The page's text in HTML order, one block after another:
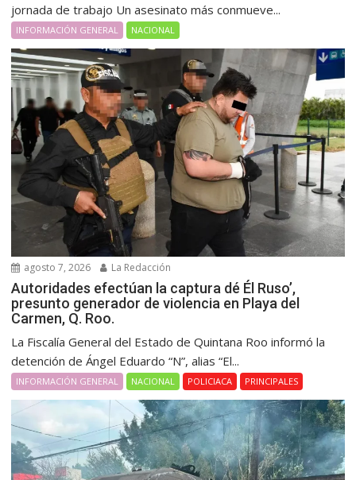
jornada de trabajo Un asesinato más conmueve...
INFORMACIÓN GENERAL NACIONAL
agosto 7, 2026 La Redacción
Autoridades efectúan la captura dé Él Ruso’,
presunto generador de violencia en Playa del
Carmen, Q. Roo.
La Fiscalía General del Estado de Quintana Roo informó la
detención de Ángel Eduardo “N”, alias “El...
INFORMACIÓN GENERAL NACIONAL POLICIACA PRINCIPALES